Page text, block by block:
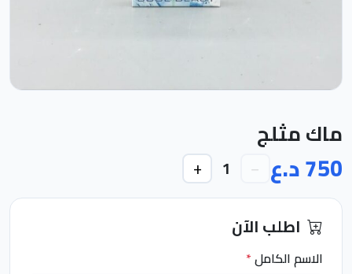
ماك مثلج
750 د.ع −
1
+
اطلب الآن
الاسم الكامل*